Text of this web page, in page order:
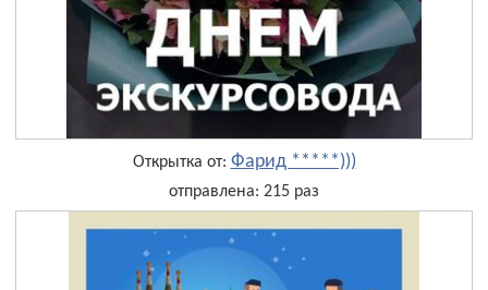
Открытка от: Фарид *****)))
отправлена: 215 раз